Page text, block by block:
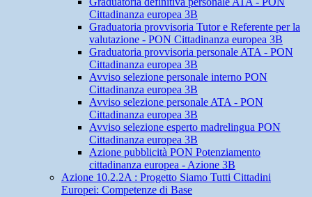
Cittadinanza europea 3B
Graduatoria provvisoria Tutor e Referente per la
valutazione - PON Cittadinanza europea 3B
Graduatoria provvisoria personale ATA - PON
Cittadinanza europea 3B
Avviso selezione personale interno PON
Cittadinanza europea 3B
Avviso selezione personale ATA - PON
Cittadinanza europea 3B
Avviso selezione esperto madrelingua PON
Cittadinanza europea 3B
Azione pubblicità PON Potenziamento
cittadinanza europea - Azione 3B
Azione 10.2.2A : Progetto Siamo Tutti Cittadini
Europei: Competenze di Base